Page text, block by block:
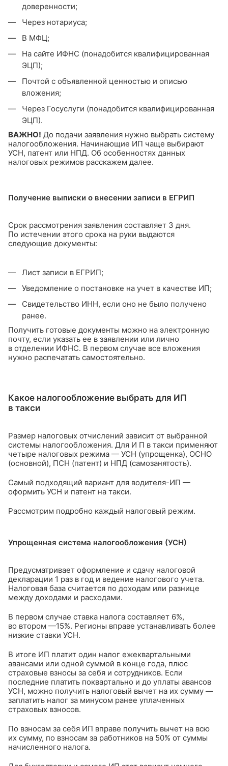
доверенности;
Через нотариуса;
В МФЦ;
На сайте ИФНС (понадобится квалифицированная
ЭЦП);
Почтой с объявленной ценностью и описью
вложения;
Через Госуслуги (понадобится квалифицированная
ЭЦП).
ВАЖНО! До подачи заявления нужно выбрать систему
налогообложения. Начинающие ИП чаще выбирают
УСН, патент или НПД. Об особенностях данных
налоговых режимов расскажем далее.
Получение выписки о внесении записи в ЕГРИП
Срок рассмотрения заявления составляет 3 дня.
По истечении этого срока на руки выдаются
следующие документы:
Лист записи в ЕГРИП;
Уведомление о постановке на учет в качестве ИП;
Свидетельство ИНН, если оно не было получено
ранее.
Получить готовые документы можно на электронную
почту, если указать ее в заявлении или лично
в отделении ИФНС. В первом случае все вложения
нужно распечатать самостоятельно.
Какое налогообложение выбрать для ИП
в такси
Размер налоговых отчислений зависит от выбранной
системы налогообложения. Для И П в такси применяют
четыре налоговых режима — УСН (упрощенка), ОСНО
(основной), ПСН (патент) и НПД (самозанятость).
Самый подходящий вариант для водителя-ИП —
оформить УСН и патент на такси.
Рассмотрим подробно каждый налоговый режим.
Упрощенная система налогообложения (УСН)
Предусматривает оформление и сдачу налоговой
декларации 1 раз в год и ведение налогового учета.
Налоговая база считается по доходам или разнице
между доходами и расходами.
В первом случае ставка налога составляет 6%,
во втором —15%. Регионы вправе устанавливать более
низкие ставки УСН.
В итоге ИП платит один налог ежеквартальными
авансами или одной суммой в конце года, плюс
страховые взносы за себя и сотрудников. Если
последние платить поквартально и до уплаты авансов
УСН, можно получить налоговый вычет на их сумму —
заплатить налог за минусом ранее уплаченных
страховых взносов.
По взносам за себя ИП вправе получить вычет на всю
их сумму, по взносам за работников на 50% от суммы
начисленного налога.